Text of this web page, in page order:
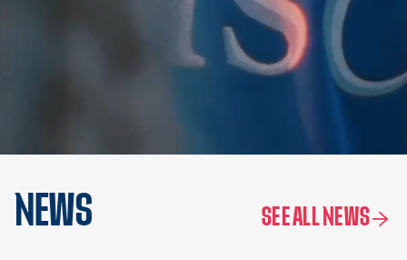
NEWS SEE ALL NEWS